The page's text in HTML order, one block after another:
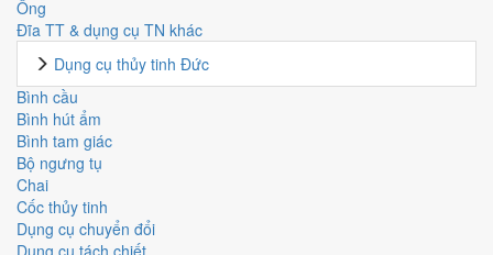
Ống
Đĩa TT & dụng cụ TN khác
Dụng cụ thủy tinh Đức
Bình cầu
Bình hút ẩm
Bình tam giác
Bộ ngưng tụ
Chai
Cốc thủy tinh
Dụng cụ chuyển đổi
Dụng cụ tách chiết